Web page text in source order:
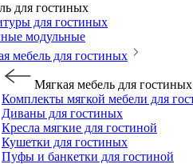
для гостиных
для гостиных
модульные
мебель для гостиных
Мягкая мебель для гостиных
Комплекты мягкой мебели для
Диваны для гостиных
Кресла мягкие для гостиной
Кушетки для гостиных
Пуфы и банкетки для гостиной